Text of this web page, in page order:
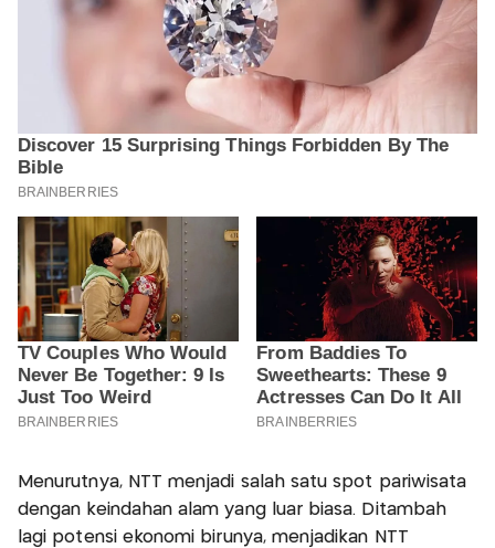
Menurutnya, NTT menjadi salah satu spot pariwisata
dengan keindahan alam yang luar biasa. Ditambah
lagi potensi ekonomi birunya, menjadikan NTT